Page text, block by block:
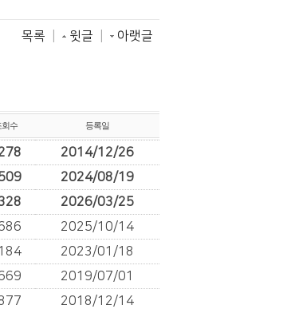
목록 윗글 아랫글
회수 등록일
2014/12/26
2024/08/19
2026/03/25
2025/10/14
2023/01/18
2019/07/01
2018/12/14